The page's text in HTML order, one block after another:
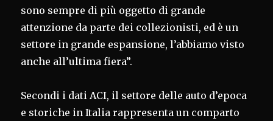
sono sempre di più oggetto di grande
attenzione da parte dei collezionisti, ed è un
settore in grande espansione, l’abbiamo visto
anche all’ultima fiera”.
Secondi i dati ACI, il settore delle auto d’epoca
e storiche in Italia rappresenta un comparto